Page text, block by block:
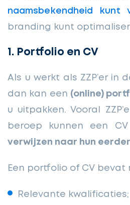
naamsbekendheid kunt
branding kunt
1. Portfolio en CV
Als u werkt als ZZP’er in
dan kan een (online)
u uitpakken. Vooral
beroep kunnen een
verwijzen naar hun
Een portfolio of CV bevat
Relevante kwalificaties;